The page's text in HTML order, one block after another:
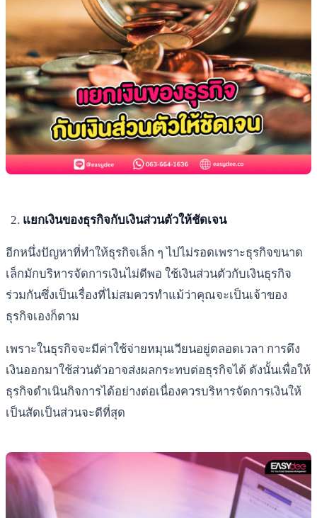
แยกเงินของธุรกิจกับเงินส่วนตัวให้ชัดเจน
อีกหนึ่งปัญหาที่ทำให้ธุรกิจเล็ก ๆ ไปไม่รอดเพราะธุรกิจขนาด
เล็กมักบริหารจัดการเงินไม่ดีพอ ใช้เงินส่วนตัวกับเงินธุรกิจ
ร่วมกันซึ่งเป็นเรื่องที่ไม่สมควรทำแม้ว่าคุณจะเป็นเจ้าของ
ธุรกิจเองก็ตาม
เพราะในธุรกิจจะมีค่าใช้จ่ายหมุนเวียนอยู่ตลอดเวลา การดึง
เงินออกมาใช้ส่วนตัวอาจส่งผลกระทบต่อธุรกิจได้ ดังนั้นเพื่อให้
ธุรกิจดำเนินกิจการได้อย่างต่อเนื่องควรบริหารจัดการเงินให้
เป็นสัดเป็นส่วนจะดีที่สุด